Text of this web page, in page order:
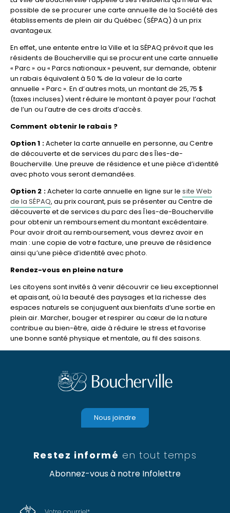
possible de se procurer une carte annuelle de la Société des
établissements de plein air du Québec (SÉPAQ) à un prix
avantageux.
En effet, une entente entre la Ville et la SÉPAQ prévoit que les
résidents de Boucherville qui se procurent une carte annuelle
« Parc » ou « Parcs nationaux » peuvent, sur demande, obtenir
un rabais équivalent à 50 % de la valeur de la carte
annuelle « Parc ». En d’autres mots, un montant de 25,75 $
(taxes incluses) vient réduire le montant à payer pour l’achat
de l’un ou l’autre de ces droits d’accès.
Comment obtenir le rabais ?
Option 1 :Acheter la carte annuelle en personne, au Centre
de découverte et de services du parc des Îles-de-
Boucherville. Une preuve de résidence et une pièce d’identité
avec photo vous seront demandées.
Option 2 :Acheter la carte annuelle en ligne sur lesite Web
de la SÉPAQ, au prix courant, puis se présenter au Centre de
découverte et de services du parc des Îles-de-Boucherville
pour obtenir un remboursement du montant excédentaire.
Pour avoir droit au remboursement, vous devrez avoir en
main : une copie de votre facture, une preuve de résidence
ainsi qu’une pièce d’identité avec photo.
Rendez-vous en pleine nature
Les citoyens sont invités à venir découvrir ce lieu exceptionnel
et apaisant, où la beauté des paysages et la richesse des
espaces naturels se conjuguent aux bienfaits d’une sortie en
plein air. Marcher, bouger et respirer au cœur de la nature
contribue au bien-être, aide à réduire le stress et favorise
une bonne santé physique et mentale, au fil des saisons.
Restez informé en tout temps
Abonnez-vous à notre Infolettre
Nous joindre